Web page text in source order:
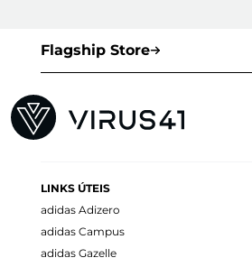
Flagship Store
LINKS ÚTEIS
adidas Adizero
adidas Campus
adidas Gazelle